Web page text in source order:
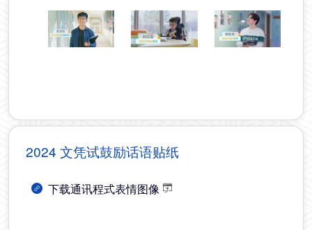
2024 文凭试鼓励话语贴纸
下载通讯程式表情图像